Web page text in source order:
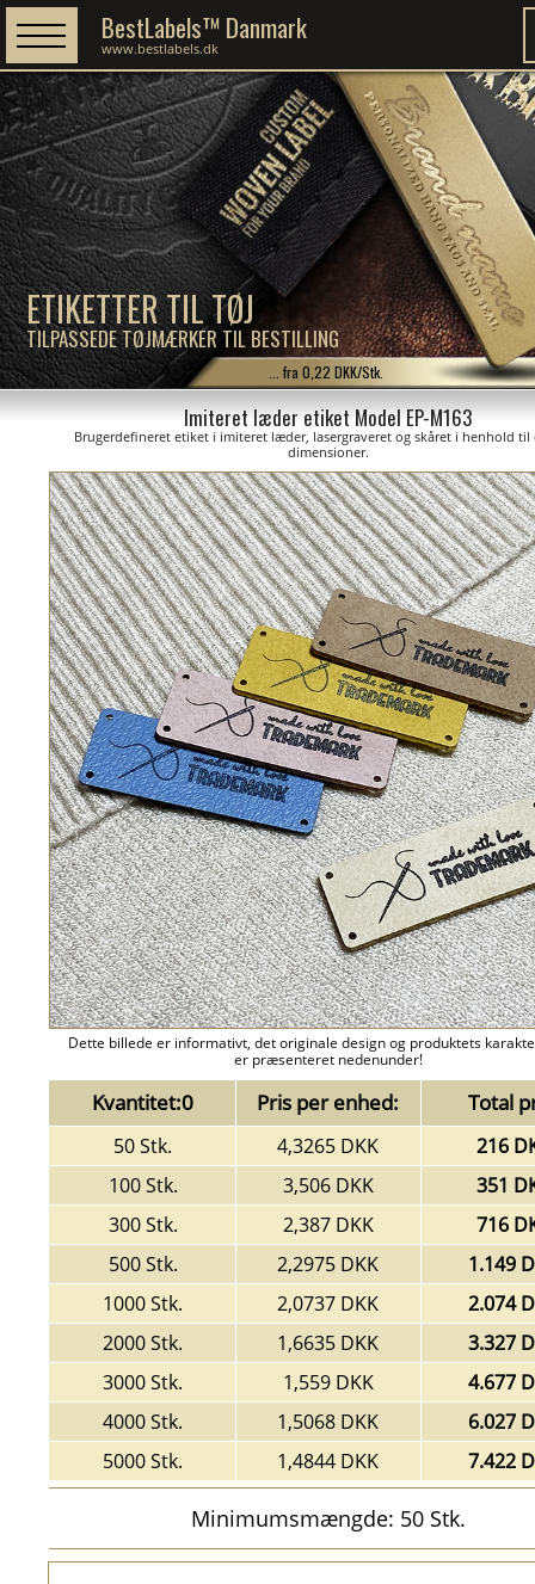
ETIKETTER TIL TØJ
TILPASSEDE TØJMÆRKER TIL BESTILLING
BestLabels™ Danmark
www.bestlabels.dk
... fra 0,22 DKK/Stk.
Imiteret læder etiket Model EP-M163
Brugerdefineret etiket i imiteret læder, lasergraveret og skåret i henhold til
dimensioner.
Dette billede er informativt, det originale design og produktets
er præsenteret nedenunder!
Kvantitet:0 Pris per enhed: Total
50 Stk. 4,3265 DKK
216
100 Stk.
3,506 DKK
351
300 Stk.
2,387 DKK
716
500 Stk.
2,2975 DKK
1.149
1000 Stk.
2,0737 DKK
2.074
2000 Stk.
1,6635 DKK
3.327
3000 Stk.
1,559 DKK
4.677
4000 Stk.
1,5068 DKK
6.027
5000 Stk.
1,4844 DKK 7.422
Minimumsmængde: 50 Stk.